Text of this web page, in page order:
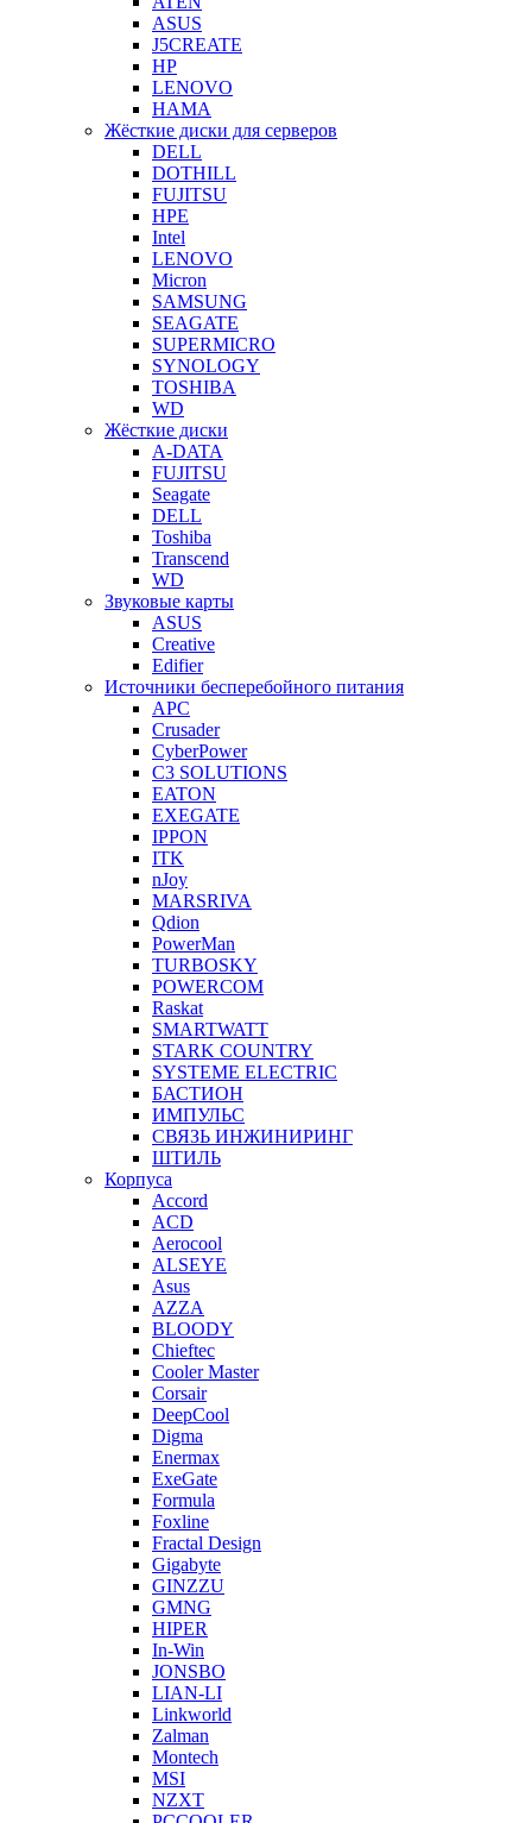
ASUS
J5CREATE
HP
LENOVO
HAMA
Жёсткие диски для серверов
DELL
DOTHILL
FUJITSU
HPE
Intel
LENOVO
Micron
SAMSUNG
SEAGATE
SUPERMICRO
SYNOLOGY
TOSHIBA
WD
Жёсткие диски
A-DATA
FUJITSU
Seagate
DELL
Toshiba
Transcend
WD
Звуковые карты
ASUS
Creative
Edifier
Источники бесперебойного питания
APC
Crusader
CyberPower
C3 SOLUTIONS
EATON
EXEGATE
IPPON
ITK
nJoy
MARSRIVA
Qdion
PowerMan
TURBOSKY
POWERCOM
Raskat
SMARTWATT
STARK COUNTRY
SYSTEME ELECTRIC
БАСТИОН
ИМПУЛЬС
СВЯЗЬ ИНЖИНИРИНГ
ШТИЛЬ
Корпуса
Accord
ACD
Aerocool
ALSEYE
Asus
AZZA
BLOODY
Chieftec
Cooler Master
Corsair
DeepCool
Digma
Enermax
ExeGate
Formula
Foxline
Fractal Design
Gigabyte
GINZZU
GMNG
HIPER
In-Win
JONSBO
LIAN-LI
Linkworld
Zalman
Montech
MSI
NZXT